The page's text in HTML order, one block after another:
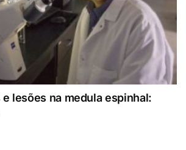
lesões na medula espinhal: